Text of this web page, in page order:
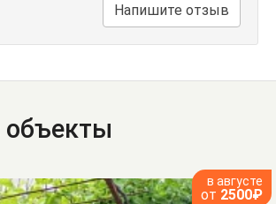
Напишите отзыв
в августе
от 2500₽